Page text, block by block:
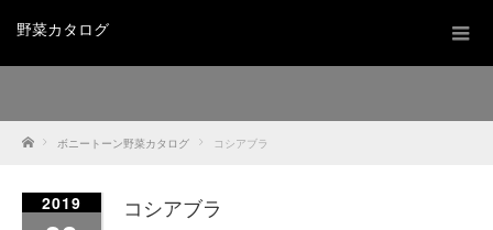
野菜カタログ
Home ボニートーン野菜カタログ コシアブラ
2019 コシアブラ